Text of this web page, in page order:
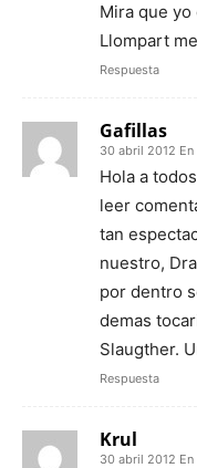
Mira que
Llompart
Respuesta
Gafillas
30 abril 2012 En
Hola a
leer
tan
nuestro,
por dentro
demas
Slaugther.
Respuesta
Krul
30 abril 2012 En